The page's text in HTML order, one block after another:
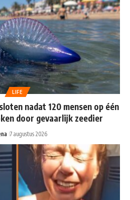
LIFE
nadat 120 mensen op één
door gevaarlijk zeedier
7 augustus 2026